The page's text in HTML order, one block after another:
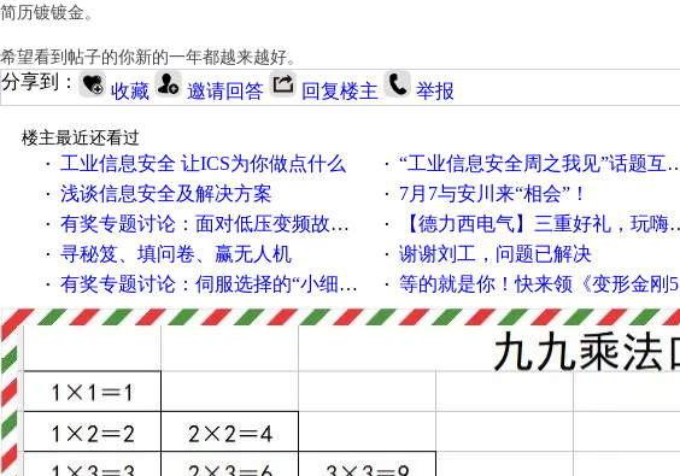
简历镀镀金。
希望看到帖子的你新的一年都越来越好。
分享到： 收藏 邀请回答 回复楼主 举报
楼主最近还看过
·
工业信息安全 让ICS为你做点什么 · “工业信息安全周之我见”话题互动获奖名单发布公告
· 浅谈信息安全及解决方案 · 7月7与安川来“相会”！
· 有奖专题讨论：面对低压变频故障，老手是这样解决的！ · 【德力西电气】三重好礼，玩嗨夏日！
· 寻秘笈、填问卷、赢无人机 · 谢谢刘工，问题已解决
· 有奖专题讨论：伺服选择的“小细节大学问”奖励公告 · 等的就是你！快来领《变形金刚5》观影券